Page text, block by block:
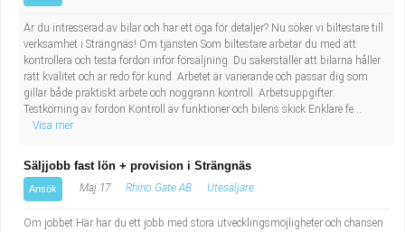
Är du intresserad av bilar och har ett öga för detaljer? Nu söker vi biltestare till
verksamhet i Strängnäs! Om tjänsten Som biltestare arbetar du med att
kontrollera och testa fordon inför försäljning. Du säkerställer att bilarna håller
rätt kvalitet och är redo för kund. Arbetet är varierande och passar dig som
gillar både praktiskt arbete och noggrann kontroll. Arbetsuppgifter:
Testkörning av fordon Kontroll av funktioner och bilens skick Enklare fe...
Visa mer
Säljjobb fast lön + provision i Strängnäs
Ansök Maj 17 Rhino Gate AB Utesäljare
Om jobbet Här har du ett jobb med stora utvecklingsmöjligheter och chansen